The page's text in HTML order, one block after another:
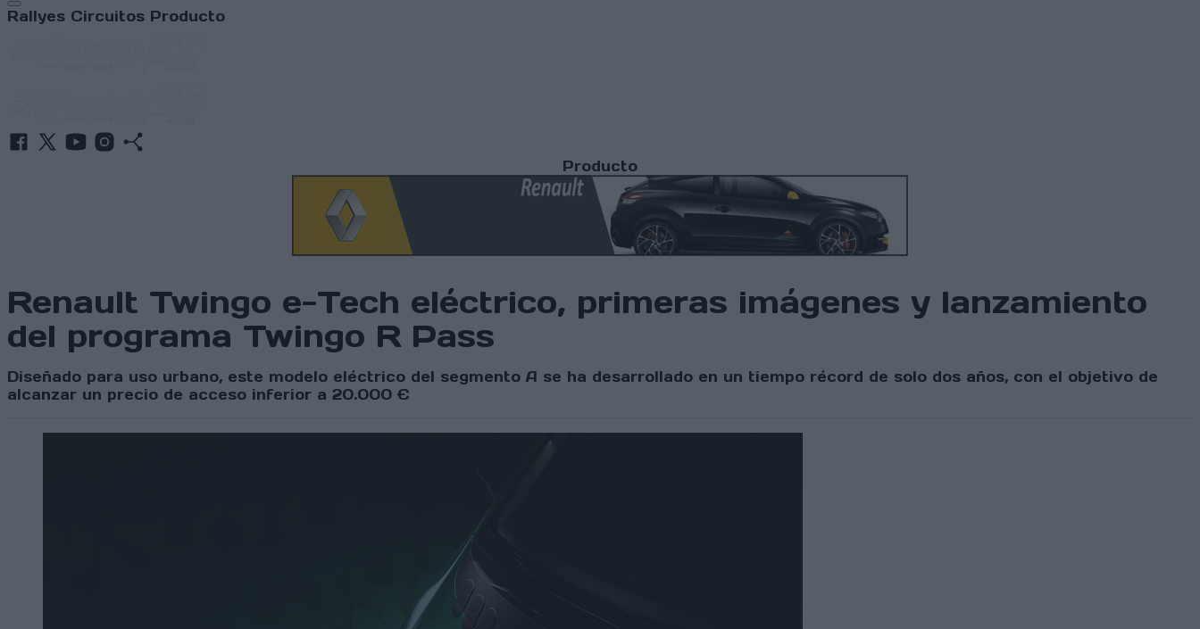
Abrir menú
Rallyes Circuitos Producto
Producto
Renault Twingo e-Tech eléctrico, primeras imágenes y lanzamiento
del programa Twingo R Pass
Diseñado para uso urbano, este modelo eléctrico del segmento A se ha desarrollado en un tiempo récord de solo dos años, con el objetivo de
alcanzar un precio de acceso inferior a 20.000 €